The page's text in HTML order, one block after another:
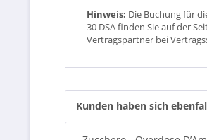
Hinweis: Die Buchung für
30 DSA finden Sie auf der
Vertragspartner bei
Kunden haben sich